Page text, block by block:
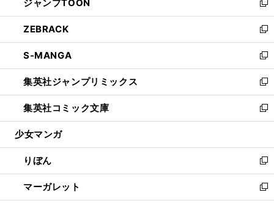
く
で
開
く
ド
ウ
で
開
く
ィ
ン
ド
ウ
で
開
く
い
ウ
ィ
ン
ド
ウ
で
開
く
ジャンプTOON
新
し
い
ウ
ィ
ン
ド
ウ
で
開
ZEBRACK
新
し
い
ウ
ィ
ン
ド
ウ
開
く
S-MANGA
新
し
い
ウ
ィ
ン
ウ
で
開
く
集英社ジャンプリミックス
新
し
い
ウ
ン
ド
ウ
で
開
集英社コミック文庫
新
し
ウ
ィ
ン
ド
ウ
少女マンガ
りぼん
新
し
い
ウ
マーガレット
新
し